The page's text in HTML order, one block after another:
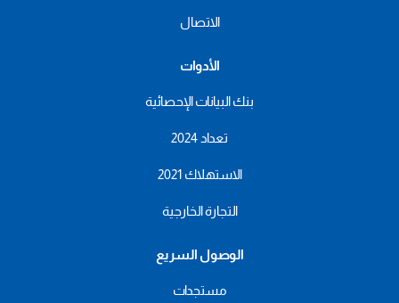
الاتصال
الأدوات
بنك البيانات الإحصائية
تعداد 2024
الاستهلاك 2021
التجارة الخارجية
الوصول السريع
مستجدات